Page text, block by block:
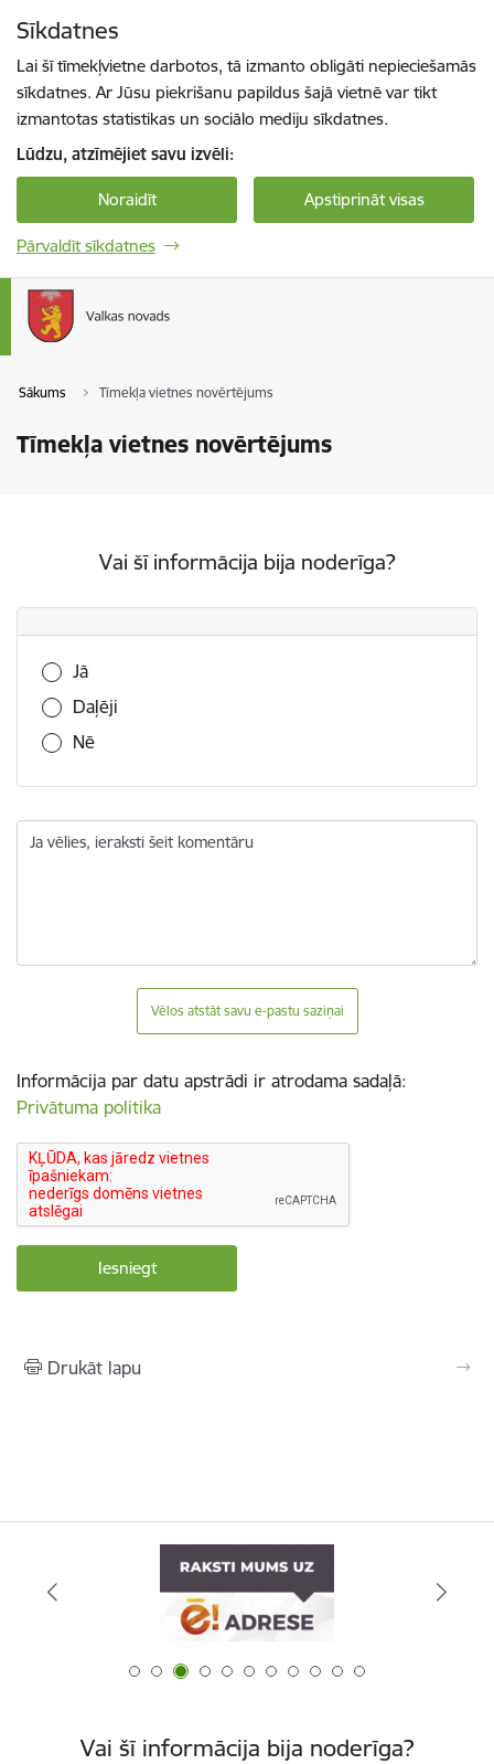
Sīkdatnes
Lai šī tīmekļvietne darbotos, tā izmanto obligāti nepieciešamās
sīkdatnes. Ar Jūsu piekrišanu papildus šajā vietnē var tikt
izmantotas statistikas un sociālo mediju sīkdatnes.
Lūdzu, atzīmējiet savu izvēli:
Noraidīt Apstiprināt visas
Pārvaldīt sīkdatnes
Sākums Tīmekļa vietnes novērtējums
Tīmekļa vietnes novērtējums
Vai šī informācija bija noderīga?
Vai šī informācija bija noderīga?
Jā
Daļēji
Nē
Ja vēlies, ieraksti šeit komentāru
Vēlos atstāt savu e-pastu saziņai
Informācija par datu apstrādi ir atrodama sadaļā:
Privātuma politika
Drukāt lapu
Vai šī informācija bija noderīga?